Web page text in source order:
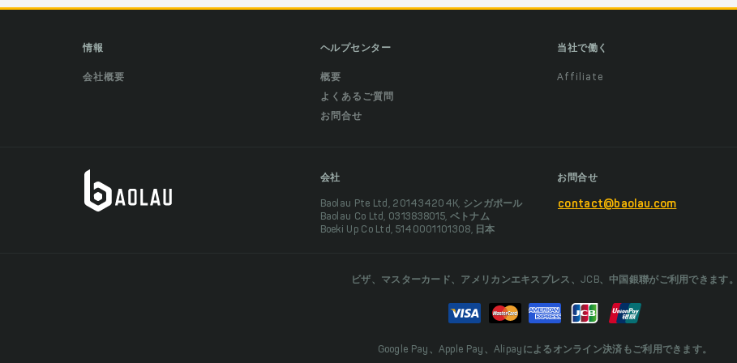
情報
会社概要
ヘルプセンター
概要
よくあるご質問
お問合せ
当社で働く
Affiliate
会社
Baolau Pte Ltd, 201434204K, シンガポール
Baolau Co Ltd, 0313838015, ベトナム
Boeki Up Co Ltd, 5140001101308, 日本
お問合せ
contact@baolau.com
ビザ、マスターカード、アメリカンエキスプレス、JCB、中国銀聯がご利用できます。
Google Pay、Apple Pay、Alipayによるオンライン決済もご利用できます。